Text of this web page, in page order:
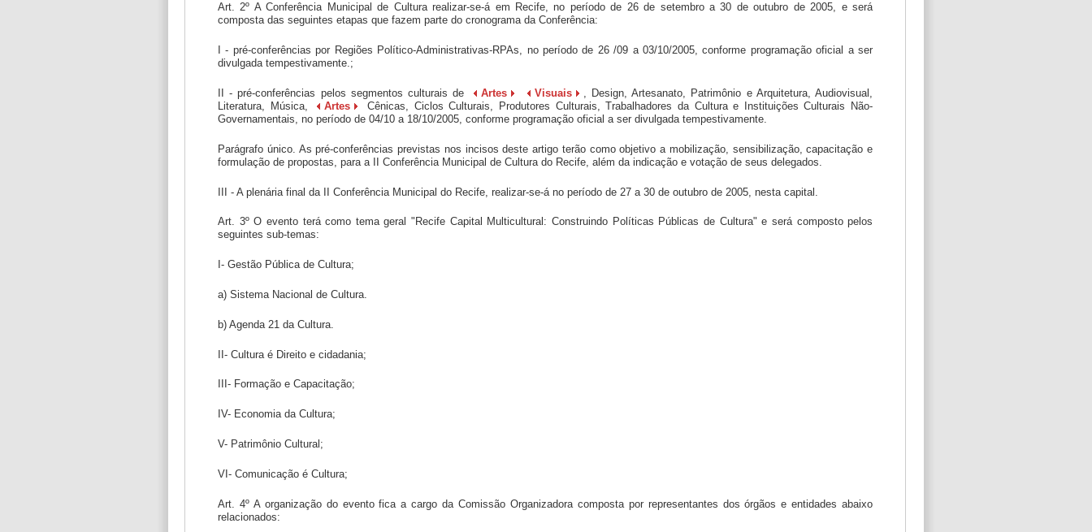
Art. 2º A Conferência Municipal de Cultura realizar-se-á em Recife, no período de 26 de setembro a 30 de outubro de 2005, e será
composta das seguintes etapas que fazem parte do cronograma da Conferência:
I - pré-conferências por Regiões Político-Administrativas-RPAs, no período de 26 /09 a 03/10/2005, conforme programação oficial a ser
divulgada tempestivamente.;
II - pré-conferências pelos segmentos culturais de Artes Visuais
, Design, Artesanato, Patrimônio e Arquitetura, Audiovisual,
Literatura, Música,
Artes
Cênicas, Ciclos Culturais, Produtores Culturais, Trabalhadores da Cultura e Instituições Culturais Não-
Governamentais, no período de 04/10 a 18/10/2005, conforme programação oficial a ser divulgada tempestivamente.
Parágrafo único. As pré-conferências previstas nos incisos deste artigo terão como objetivo a mobilização, sensibilização, capacitação e
formulação de propostas, para a II Conferência Municipal de Cultura do Recife, além da indicação e votação de seus delegados.
III - A plenária final da II Conferência Municipal do Recife, realizar-se-á no período de 27 a 30 de outubro de 2005, nesta capital.
Art. 3º O evento terá como tema geral "Recife Capital Multicultural: Construindo Políticas Públicas de Cultura" e será composto pelos
seguintes sub-temas:
I- Gestão Pública de Cultura;
a) Sistema Nacional de Cultura.
b) Agenda 21 da Cultura.
II- Cultura é Direito e cidadania;
III- Formação e Capacitação;
IV- Economia da Cultura;
V- Patrimônio Cultural;
VI- Comunicação é Cultura;
Art. 4º A organização do evento fica a cargo da Comissão Organizadora composta por representantes dos órgãos e entidades abaixo
relacionados: